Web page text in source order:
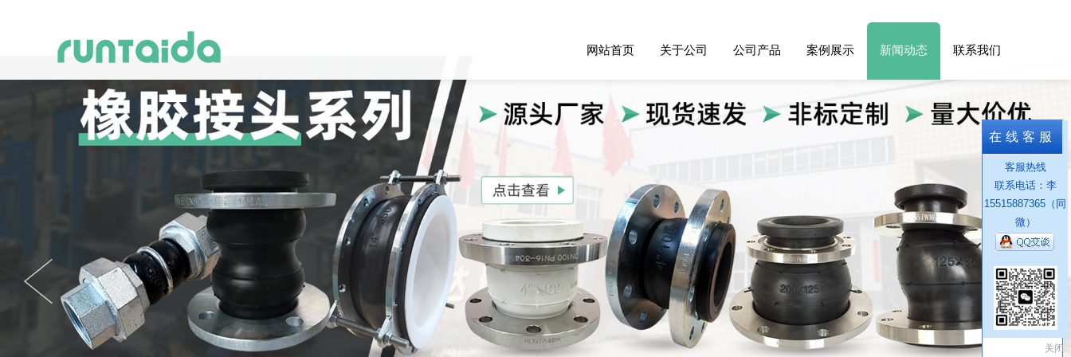
网站首页 关于公司 公司产品 案例展示 新闻动态 联系我们
在线客服
客服热线
联系电话：李
15515887365（同
微）
关闭